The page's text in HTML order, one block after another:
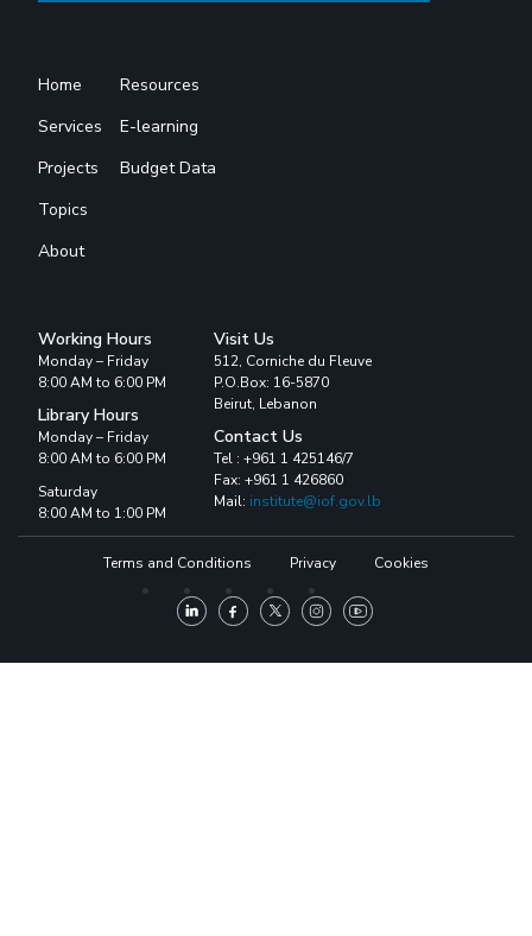
Home
Services
Projects
Topics
About
Resources
E-learning
Budget Data
Working Hours
Monday – Friday
8:00 AM to 6:00 PM
Library Hours
Monday – Friday
8:00 AM to 6:00 PM
Saturday
8:00 AM to 1:00 PM
Visit Us
512, Corniche du Fleuve
P.O.Box: 16-5870
Beirut, Lebanon
Contact Us
Tel : +961 1 425146/7
Fax: +961 1 426860
Mail: institute@iof.gov.lb
Terms and Conditions Privacy Cookies